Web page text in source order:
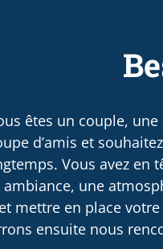
êtes un couple,
d’amis et
Vous avez en
ambiance, une
et mettre en place
ensuite nous